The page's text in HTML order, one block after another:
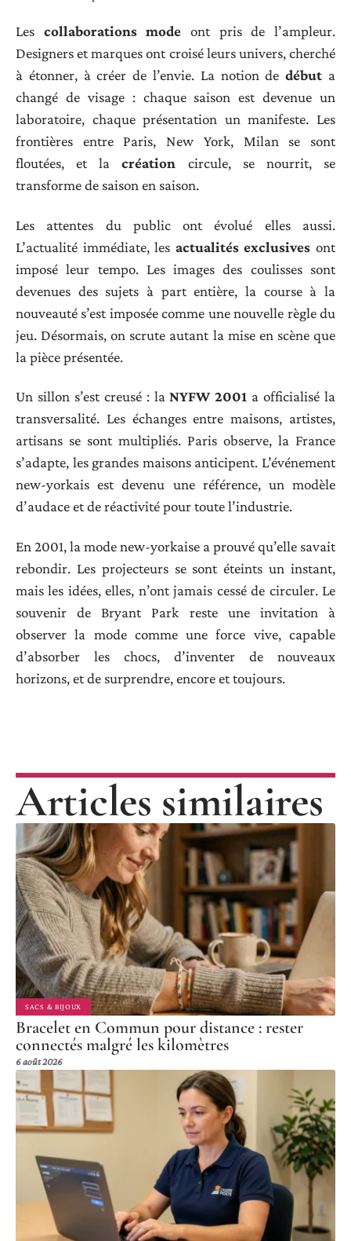
Les collaborations mode ont pris de l’ampleur.
Designers et marques ont croisé leurs univers, cherché
à étonner, à créer de l’envie. La notion dedébut a
changé de visage : chaque saison est devenue un
laboratoire, chaque présentation un manifeste. Les
frontières entre Paris, New York, Milan se sont
floutées, et lacréation circule, se nourrit, se
transforme de saison en saison.
Les attentes du public ont évolué elles aussi.
L’actualité immédiate, les actualités exclusives ont
imposé leur tempo. Les images des coulisses sont
devenues des sujets à part entière, la course à la
nouveauté s’est imposée comme une nouvelle règle du
jeu. Désormais, on scrute autant la mise en scène que
la pièce présentée.
Un sillon s’est creusé : laNYFW 2001 a officialisé la
transversalité. Les échanges entre maisons, artistes,
artisans se sont multipliés. Paris observe, la France
s’adapte, les grandes maisons anticipent. L’événement
new-yorkais est devenu une référence, un modèle
d’audace et de réactivité pour toute l’industrie.
En 2001, la mode new-yorkaise a prouvé qu’elle savait
rebondir. Les projecteurs se sont éteints un instant,
mais les idées, elles, n’ont jamais cessé de circuler. Le
souvenir de Bryant Park reste une invitation à
observer la mode comme une force vive, capable
d’absorber les chocs, d’inventer de nouveaux
horizons, et de surprendre, encore et toujours.
Articles similaires
SACS & BIJOUX
Bracelet en Commun pour distance : rester
connectés malgré les kilomètres
6 août 2026